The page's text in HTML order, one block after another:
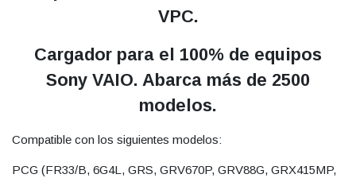
VPC.
Cargador para el 100% de equipos
Sony VAIO. Abarca más de 2500
modelos.
Compatible con los siguientes modelos:
PCG (FR33/B, 6G4L, GRS, GRV670P, GRV88G, GRX415MP,